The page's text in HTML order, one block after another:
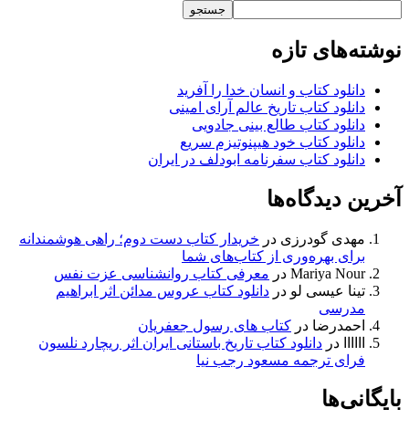
جستجو
نوشته‌های تازه
دانلود کتاب و انسان خدا را آفرید
دانلود کتاب تاریخ عالم آرای امینی
دانلود کتاب طالع بینی جادویی
دانلود کتاب خود هیپنوتیزم سریع
دانلود کتاب سفرنامه ابودلف در ایران
آخرین دیدگاه‌ها
مهدی گودرزی در خریدار کتاب دست دوم؛ راهی هوشمندانه
برای بهره‌وری از کتاب‌های شما
Mariya Nour در معرفی کتاب روانشناسی عزت نفس
تینا عیسی لو در دانلود کتاب عروس مدائن اثر ابراهیم
مدرسی
احمدرضا در کتاب های رسول جعفریان
در دانلود کتاب تاریخ باستانی ایران اثر ریچارد نلسون
فرای ترجمه مسعود رجب نیا
بایگانی‌ها